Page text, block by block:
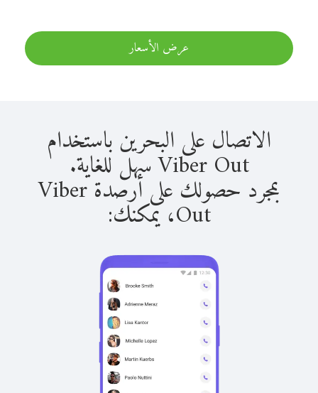
عرض الأسعار
الاتصال على البحرين باستخدام
Viber Out سهل للغاية.
بمجرد حصولك على أرصدة Viber
Out، يمكنك: